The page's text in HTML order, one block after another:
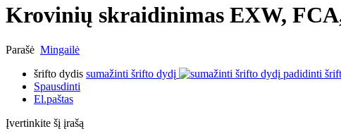
Krovinių skraidinimas EXW,
Parašė Mingailė
šrifto dydis sumažinti šrifto dydį
padidinti
Spausdinti
El.paštas
Įvertinkite šį įrašą